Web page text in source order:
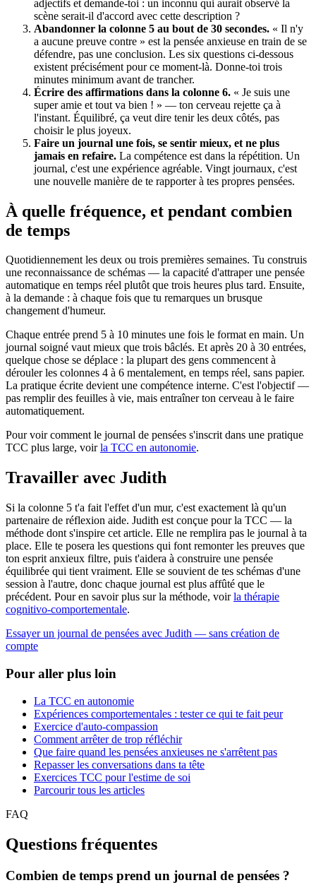
adjectifs et demande-toi : un inconnu qui aurait observé la
scène serait-il d'accord avec cette description ?
Abandonner la colonne 5 au bout de 30 secondes. « Il n'y
a aucune preuve contre » est la pensée anxieuse en train de se
défendre, pas une conclusion. Les six questions ci-dessous
existent précisément pour ce moment-là. Donne-toi trois
minutes minimum avant de trancher.
Écrire des affirmations dans la colonne 6. « Je suis une
super amie et tout va bien ! » — ton cerveau rejette ça à
l'instant. Équilibré, ça veut dire tenir les deux côtés, pas
choisir le plus joyeux.
Faire un journal une fois, se sentir mieux, et ne plus
jamais en refaire. La compétence est dans la répétition. Un
journal, c'est une expérience agréable. Vingt journaux, c'est
une nouvelle manière de te rapporter à tes propres pensées.
À quelle fréquence, et pendant combien
de temps
Quotidiennement les deux ou trois premières semaines. Tu construis
une reconnaissance de schémas — la capacité d'attraper une pensée
automatique en temps réel plutôt que trois heures plus tard. Ensuite,
à la demande : à chaque fois que tu remarques un brusque
changement d'humeur.
Chaque entrée prend 5 à 10 minutes une fois le format en main. Un
journal soigné vaut mieux que trois bâclés. Et après 20 à 30 entrées,
quelque chose se déplace : la plupart des gens commencent à
dérouler les colonnes 4 à 6 mentalement, en temps réel, sans papier.
La pratique écrite devient une compétence interne. C'est l'objectif —
pas remplir des feuilles à vie, mais entraîner ton cerveau à le faire
automatiquement.
Pour voir comment le journal de pensées s'inscrit dans une pratique
TCC plus large, voirla TCC en autonomie.
Travailler avec Judith
Si la colonne 5 t'a fait l'effet d'un mur, c'est exactement là qu'un
partenaire de réflexion aide. Judith est conçue pour la TCC — la
méthode dont s'inspire cet article. Elle ne remplira pas le journal à ta
place. Elle te posera les questions qui font remonter les preuves que
ton esprit anxieux filtre, puis t'aidera à construire une pensée
équilibrée qui tient vraiment. Elle se souvient de tes schémas d'une
session à l'autre, donc chaque journal est plus affûté que le
précédent. Pour en savoir plus sur la méthode, voirla thérapie
cognitivo-comportementale.
Essayer un journal de pensées avec Judith — sans création de
compte
Pour aller plus loin
La TCC en autonomie
Expériences comportementales : tester ce qui te fait peur
Exercice d'auto-compassion
Comment arrêter de trop réfléchir
Que faire quand les pensées anxieuses ne s'arrêtent pas
Repasser les conversations dans ta tête
Exercices TCC pour l'estime de soi
Parcourir tous les articles
FAQ
Questions fréquentes
Combien de temps prend un journal de pensées ?